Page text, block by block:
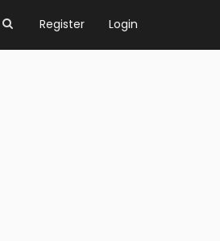
Register Login